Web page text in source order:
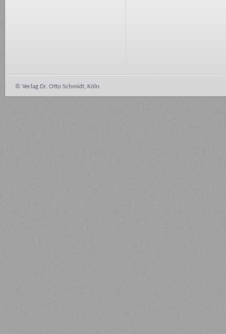
© Verlag Dr. Otto Schmidt, Köln